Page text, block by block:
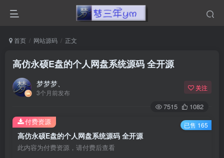
首页 网站源码 正文
高仿永硕E盘的个人网盘系统源码 全开源
梦梦梦、
3个月前发布
关注
7515 1082
高仿永硕E盘的个人网盘系统源码 全开源
此内容为付费资源，请付费后查看
付费资源 已售 165